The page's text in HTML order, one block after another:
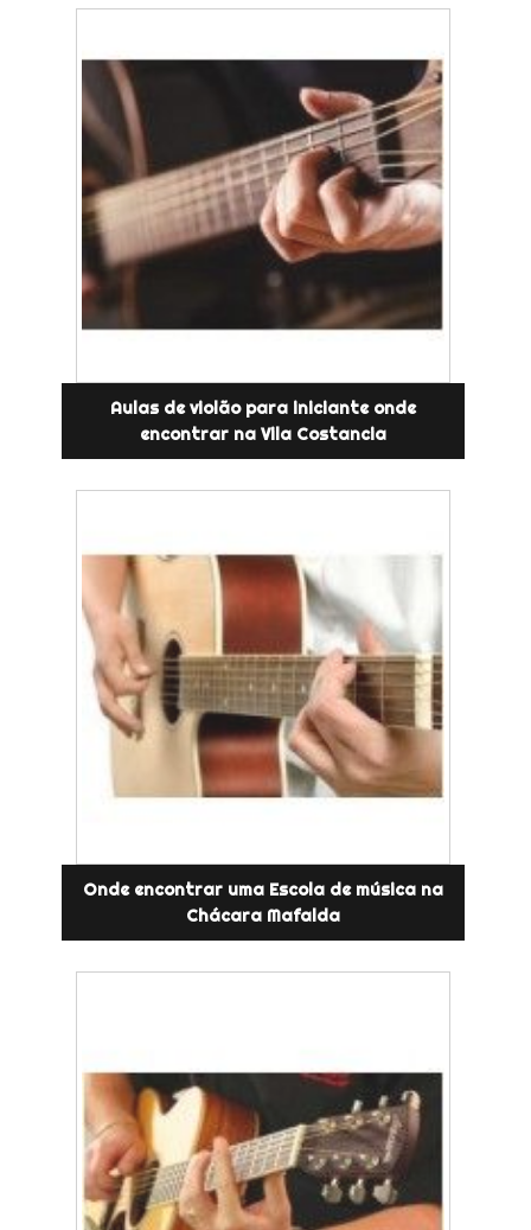
Aulas de violão para iniciante onde
encontrar na Vila Costancia
Onde encontrar uma Escola de música na
Chácara Mafalda